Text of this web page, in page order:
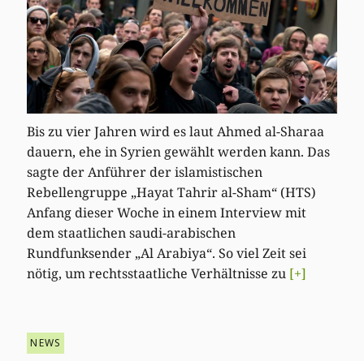
Bis zu vier Jahren wird es laut Ahmed al-Sharaa
dauern, ehe in Syrien gewählt werden kann. Das
sagte der Anführer der islamistischen
Rebellengruppe „Hayat Tahrir al-Sham“ (HTS)
Anfang dieser Woche in einem Interview mit
dem staatlichen saudi-arabischen
Rundfunksender „Al Arabiya“. So viel Zeit sei
nötig, um rechtsstaatliche Verhältnisse zu [+]
NEWS